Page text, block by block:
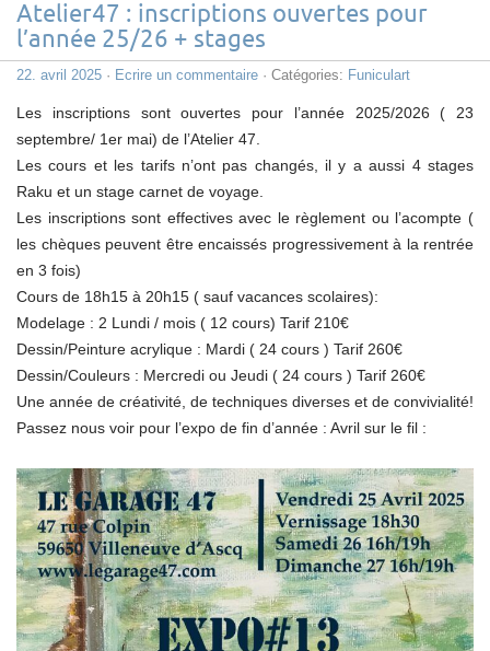
Atelier47 : inscriptions ouvertes pour
l’année 25/26 + stages
22. avril 2025 · Ecrire un commentaire · Catégories: Funiculart
Les inscriptions sont ouvertes pour l’année 2025/2026 ( 23
septembre/ 1er mai) de l’Atelier 47.
Les cours et les tarifs n’ont pas changés, il y a aussi 4 stages
Raku et un stage carnet de voyage.
Les inscriptions sont effectives avec le règlement ou l’acompte (
les chèques peuvent être encaissés progressivement à la rentrée
en 3 fois)
Cours de 18h15 à 20h15 ( sauf vacances scolaires):
Modelage : 2 Lundi / mois ( 12 cours) Tarif 210€
Dessin/Peinture acrylique : Mardi ( 24 cours ) Tarif 260€
Dessin/Couleurs : Mercredi ou Jeudi ( 24 cours ) Tarif 260€
Une année de créativité, de techniques diverses et de convivialité!
Passez nous voir pour l’expo de fin d’année : Avril sur le fil :